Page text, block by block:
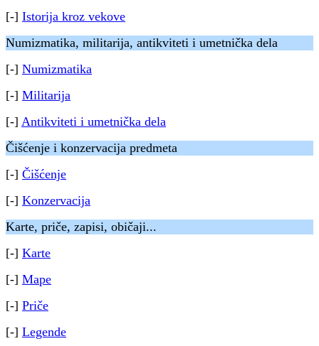
[-] Istorija kroz vekove
Numizmatika, militarija, antikviteti i umetnička dela
[-] Numizmatika
[-] Militarija
[-] Antikviteti i umetnička dela
Čišćenje i konzervacija predmeta
[-] Čišćenje
[-] Konzervacija
Karte, priče, zapisi, običaji...
[-] Karte
[-] Mape
[-] Priče
[-] Legende